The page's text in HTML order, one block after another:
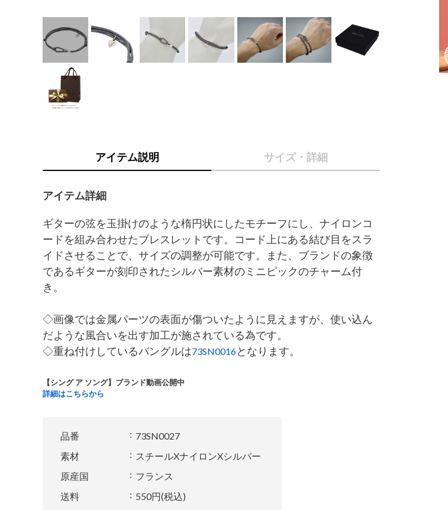
アイテム説明 サイズ・詳細
アイテム詳細
ギターの弦を玉掛けのような楕円状にしたモチーフにし、ナイロンコ
ードを組み合わせたブレスレットです。コード上にある結び目をスラ
イドさせることで、サイズの調整が可能です。また、ブランドの象徴
であるギターが刻印されたシルバー素材のミニピックのチャーム付
き。
◇画像では金属パーツの表面が傷ついたように見えますが、使い込ん
だような風合いを出す加工が施されている為です。
◇重ね付けしているバングルは73SN0016となります。
【シング ア ソング】ブランド動画公開中
詳細はこちらから
品番
73SN0027
素材
スチールXナイロンXシルバー
原産国
フランス
送料
550円(税込)